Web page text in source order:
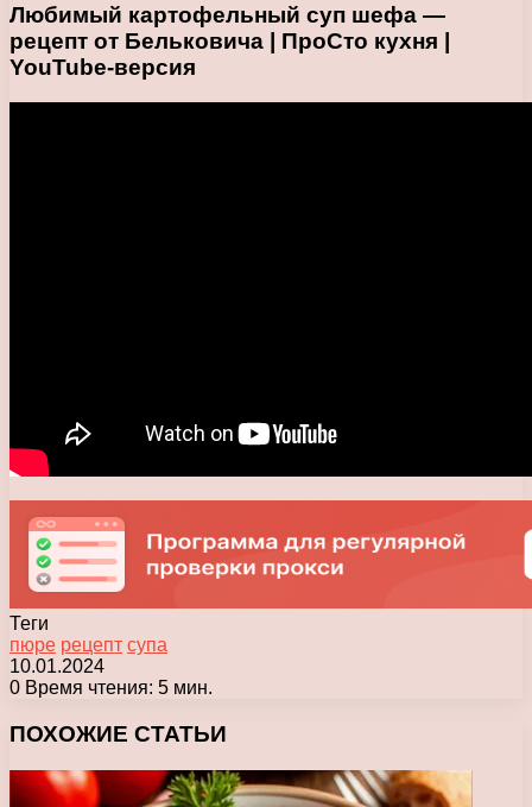
Любимый картофельный суп шефа —
рецепт от Бельковича | ПроСто кухня |
YouTube-версия
Теги
пюре рецепт супа
10.01.2024
0 Время чтения: 5 мин.
ПОХОЖИЕ СТАТЬИ